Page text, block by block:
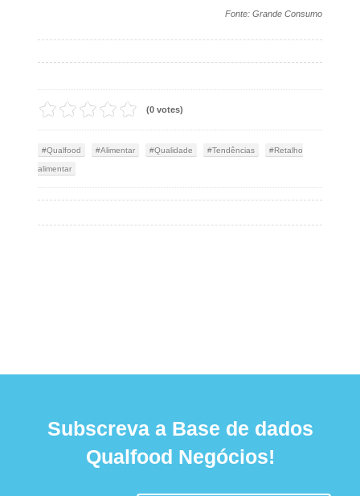
Fonte: Grande Consumo
(0 votes)
Qualfood Alimentar Qualidade Tendências Retalho
alimentar
Subscreva a Base de dados
Qualfood Negócios!